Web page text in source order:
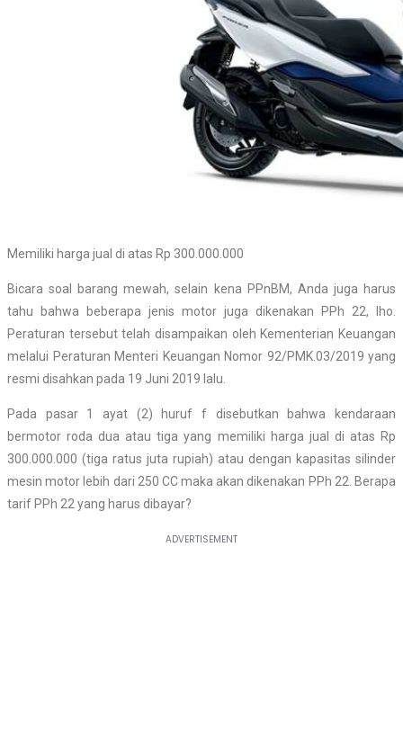
Memiliki harga jual di atas Rp 300.000.000
Bicara soal barang mewah, selain kena PPnBM, Anda juga harus
tahu bahwa beberapa jenis motor juga dikenakan PPh 22, lho.
Peraturan tersebut telah disampaikan oleh Kementerian Keuangan
melalui Peraturan Menteri Keuangan Nomor 92/PMK.03/2019 yang
resmi disahkan pada 19 Juni 2019 lalu.
Pada pasar 1 ayat (2) huruf f disebutkan bahwa kendaraan
bermotor roda dua atau tiga yang memiliki harga jual di atas Rp
300.000.000 (tiga ratus juta rupiah) atau dengan kapasitas silinder
mesin motor lebih dari 250 CC maka akan dikenakan PPh 22. Berapa
tarif PPh 22 yang harus dibayar?